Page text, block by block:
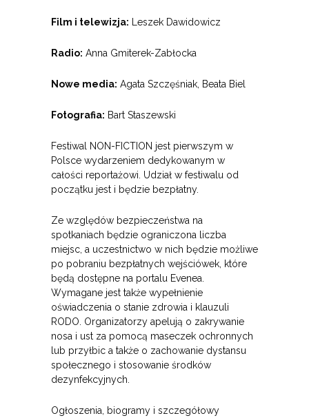
Film i telewizja: Leszek Dawidowicz
Radio: Anna Gmiterek-Zabłocka
Nowe media: Agata Szczęśniak, Beata Biel
Fotografia: Bart Staszewski
Festiwal NON-FICTION jest pierwszym w
Polsce wydarzeniem dedykowanym w
całości reportażowi. Udział w festiwalu od
początku jest i będzie bezpłatny.
Ze względów bezpieczeństwa na
spotkaniach będzie ograniczona liczba
miejsc, a uczestnictwo w nich będzie możliwe
po pobraniu bezpłatnych wejściówek, które
będą dostępne na portalu Evenea.
Wymagane jest także wypełnienie
oświadczenia o stanie zdrowia i klauzuli
RODO. Organizatorzy apelują o zakrywanie
nosa i ust za pomocą maseczek ochronnych
lub przyłbic a także o zachowanie dystansu
społecznego i stosowanie środków
dezynfekcyjnych.
Ogłoszenia, biogramy i szczegółowy